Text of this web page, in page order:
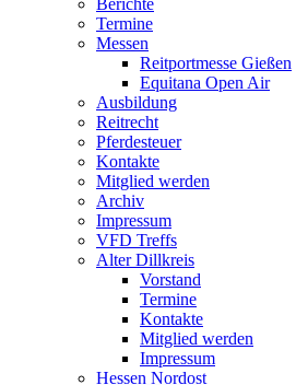
Berichte
Termine
Messen
Reitportmesse Gießen
Equitana Open Air
Ausbildung
Reitrecht
Pferdesteuer
Kontakte
Mitglied werden
Archiv
Impressum
VFD Treffs
Alter Dillkreis
Vorstand
Termine
Kontakte
Mitglied werden
Impressum
Hessen Nordost